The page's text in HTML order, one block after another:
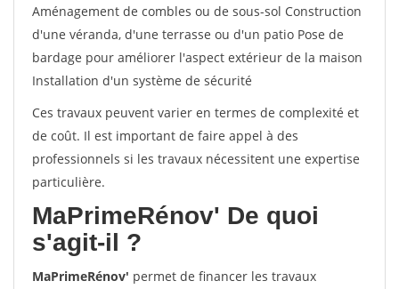
Aménagement de combles ou de sous-sol Construction
d'une véranda, d'une terrasse ou d'un patio Pose de
bardage pour améliorer l'aspect extérieur de la maison
Installation d'un système de sécurité
Ces travaux peuvent varier en termes de complexité et
de coût. Il est important de faire appel à des
professionnels si les travaux nécessitent une expertise
particulière.
MaPrimeRénov' De quoi
s'agit-il ?
MaPrimeRénov' permet de financer les travaux